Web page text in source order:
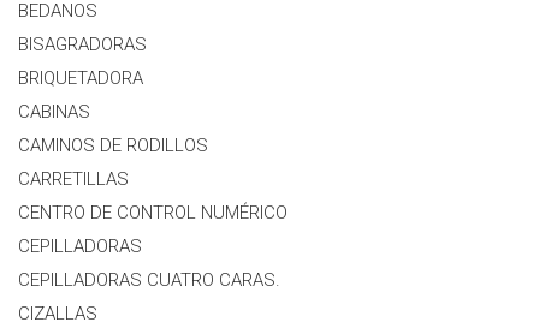
BEDANOS
BISAGRADORAS
BRIQUETADORA
CABINAS
CAMINOS DE RODILLOS
CARRETILLAS
CENTRO DE CONTROL NUMÉRICO
CEPILLADORAS
CEPILLADORAS CUATRO CARAS.
CIZALLAS